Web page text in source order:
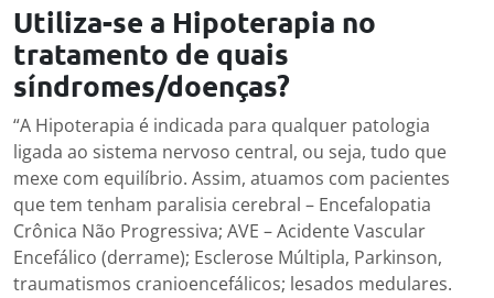
Utiliza-se a Hipoterapia no
tratamento de quais
síndromes/doenças?
“A Hipoterapia é indicada para qualquer patologia
ligada ao sistema nervoso central, ou seja, tudo que
mexe com equilíbrio. Assim, atuamos com pacientes
que tem tenham paralisia cerebral – Encefalopatia
Crônica Não Progressiva; AVE – Acidente Vascular
Encefálico (derrame); Esclerose Múltipla, Parkinson,
traumatismos cranioencefálicos; lesados medulares.